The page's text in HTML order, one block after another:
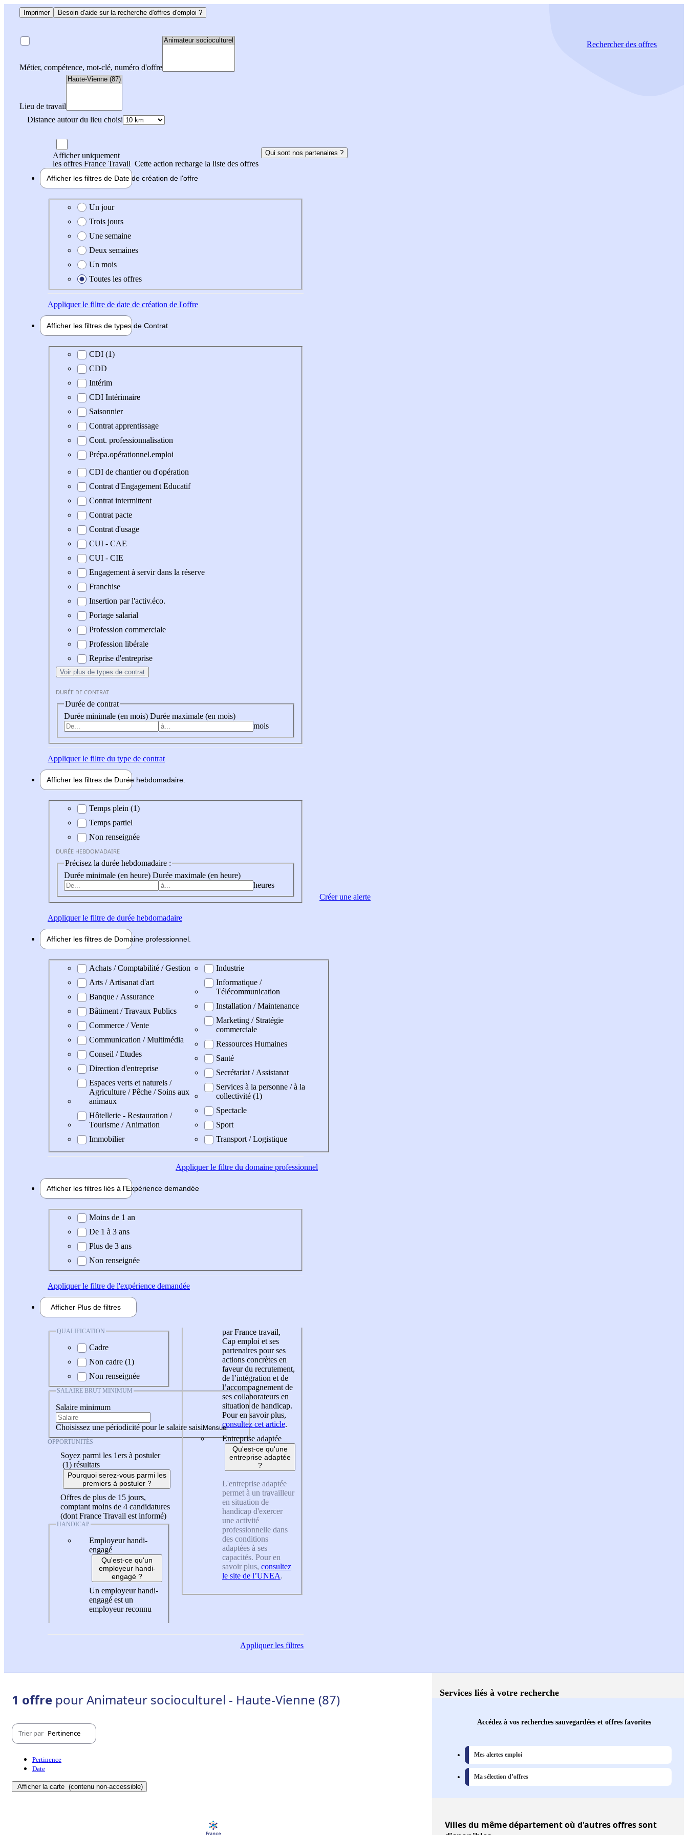
Imprimer Besoin d'aide sur la recherche d'offres d'emploi ?
Métier, compétence, mot-clé, numéro d'offre
Lieu de travail
Distance autour du lieu choisi
Rechercherdes offres
Afficher uniquement
les offres France Travail Cette action recharge la liste des offres
Qui sont nos partenaires ?
Afficher les filtres de Date de création de l'offre
Date de création de l'offre
Un jour
Trois jours
Une semaine
Deux semaines
Un mois
Toutes les offres
Appliquerle filtre de date de création de l'offre
Afficher les filtres de types de Contrat
Type de contrat
CDI (1)
CDD
Intérim
CDI Intérimaire
Saisonnier
Contrat apprentissage
Cont. professionnalisation
Prépa.opérationnel.emploi
CDI de chantier ou d'opération
Contrat d'Engagement Educatif
Contrat intermittent
Contrat pacte
Contrat d'usage
CUI - CAE
CUI - CIE
Engagement à servir dans la réserve
Franchise
Insertion par l'activ.éco.
Portage salarial
Profession commerciale
Profession libérale
Reprise d'entreprise
Voir plus de types de contrat
DURÉE DE CONTRAT
Durée de contrat
Durée minimale (en mois) Durée maximale (en mois)
mois
Appliquerle filtre du type de contrat
Afficher les filtres de Durée hebdomadaire
Durée hebdomadaire
Temps plein (1)
Temps partiel
Non renseignée
DURÉE HEBDOMADAIRE
Précisez la durée hebdomadaire :
Durée minimale (en heure) Durée maximale (en heure)
heures
Appliquerle filtre de durée hebdomadaire
Afficher les filtres de Domaine professionnel
Domaine professionel
Achats / Comptabilité / Gestion
Arts / Artisanat d'art
Banque / Assurance
Bâtiment / Travaux Publics
Commerce / Vente
Communication / Multimédia
Conseil / Etudes
Direction d'entreprise
Espaces verts et naturels /
Agriculture / Pêche / Soins aux
animaux
Hôtellerie - Restauration /
Tourisme / Animation
Immobilier
Industrie
Informatique /
Télécommunication
Installation / Maintenance
Marketing / Stratégie
commerciale
Ressources Humaines
Santé
Secrétariat / Assistanat
Services à la personne / à la
collectivité (1)
Spectacle
Sport
Transport / Logistique
Appliquerle filtre du domaine professionnel
Afficher les filtres liés à l'Expérience demandée
Expérience demandée
Moins de 1 an
De 1 à 3 ans
Plus de 3 ans
Non renseignée
Appliquerle filtre de l'expérience demandée
Afficher Plus de filtres
QUALIFICATION
Cadre
Non cadre (1)
Non renseignée
SALAIRE BRUT MINIMUM
Salaire minimum
Choisissez une périodicité pour le salaire saisi
OPPORTUNITÉS
Soyez parmi les 1ers à postuler
(1) résultats
Pourquoi serez-vous parmi les
premiers à postuler ?
Offres de plus de 15 jours,
comptant moins de 4 candidatures
(dont France Travail est informé)
HANDICAP
Employeur handi-
engagé
Qu'est-ce qu'un
employeur handi-
engagé ?
Un employeur handi-
engagé est un
employeur reconnu
par France travail,
Cap emploi et ses
partenaires pour ses
actions concrètes en
faveur du recrutement,
de l’intégration et de
l’accompagnement de
ses collaborateurs en
situation de handicap.
Pour en savoir plus,
consultez cet article.
Entreprise adaptée
Qu'est-ce qu'une
entreprise adaptée
?
L'entreprise adaptée
permet à un travailleur
en situation de
handicap d'exercer
une activité
professionnelle dans
des conditions
adaptées à ses
capacités. Pour en
savoir plus, consultez
le site de l’UNEA.
Appliquerles filtres
Créer une alerte
1 offre pour Animateur socioculturel - Haute-Vienne (87)
Trier par Pertinence
Pertinence
Date
Afficher la carte (contenu non-accessible)
Services liés à votre recherche
Accédez à vos recherches sauvegardées et offres favorites
Mes alertes emploi
Ma sélection d’offres
Villesdu même département où d'autres offres sont